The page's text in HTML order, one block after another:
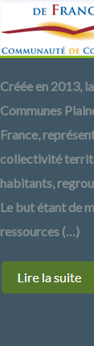
Créée en 2013,
Communes
France,
collectivité
habitants,
Le but étant de
ressources (…)